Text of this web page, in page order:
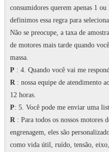
consumidores querem apenas 1
definimos essa regra para
Não se preocupe, a taxa de
de motores mais tarde quando
massa.
P : 4. Quando você vai me
R: nossa equipe de atendimento
12 horas.
P: 5. Você pode me enviar uma
R: Para todos os nossos motores
engrenagem, eles são
como vida útil, ruído, tensão,